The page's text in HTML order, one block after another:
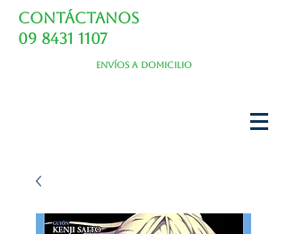
Contáctanos
09 8431 1107
Envíos a domicilio